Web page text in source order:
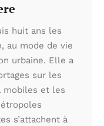
huit ans les
au mode de vie
urbaine. Elle a
sur les
mobiles et les
s’attachent à